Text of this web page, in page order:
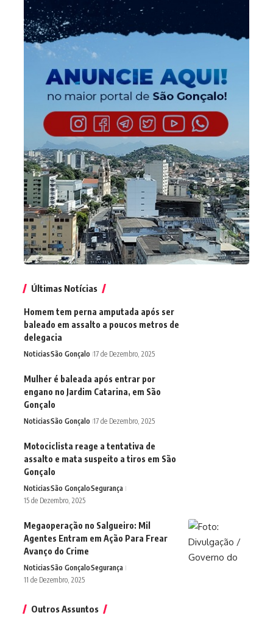
Últimas Notícias
Homem tem perna amputada após ser
baleado em assalto a poucos metros de
delegacia
NoticiasSão Gonçalo 17 de Dezembro, 2025
Mulher é baleada após entrar por
engano no Jardim Catarina, em São
Gonçalo
NoticiasSão Gonçalo 17 de Dezembro, 2025
Motociclista reage a tentativa de
assalto e mata suspeito a tiros em São
Gonçalo
NoticiasSão GonçaloSegurança
15 de Dezembro, 2025
Megaoperação no Salgueiro: Mil
Agentes Entram em Ação Para Frear
Avanço do Crime
NoticiasSão GonçaloSegurança
11 de Dezembro, 2025
Outros Assuntos